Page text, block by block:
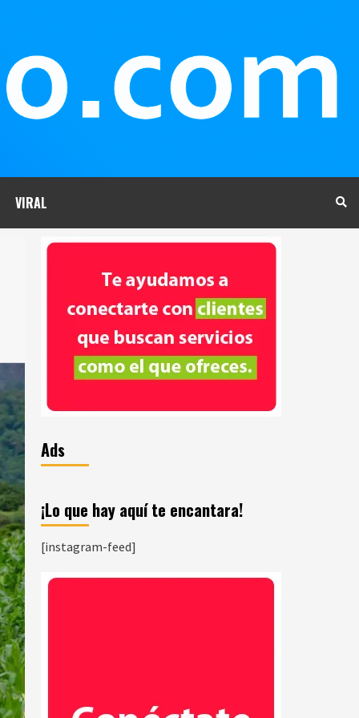
VIRAL
Ads
¡Lo que hay aquí te encantara!
[instagram-feed]